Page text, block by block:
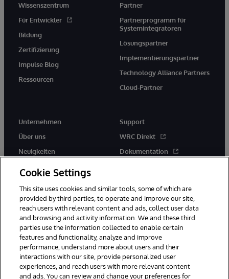
Wissenszentrum
Für Entwickler
Bildung
Zertifizierung
Impulse Blog
Ressourcen
Partner
Partnerprogramm für
Systemintegratoren
Lösungspartner
Implementierungspartner
Technology Alliance Partners
Cloud-Partner
Unternehmen
Über uns
Neuigkeiten
Support
WRC Direkt
Dokumentation
© 1996-2026 InterSystems Corporation, Boston, MA. Alle Rechte
vorbehalten.
Mitteilungen/Geschäftsbedingungen
Erklärung zum Datenschutz
Cookie Settings
This site uses cookies and similar tools, some of which are
provided by third parties, to operate and improve our site,
reach users with relevant content and ads, collect user data
and browsing and activity information. We and these third
parties use the information collected to enable certain
features and functionality, analyze and improve
performance, understand more about users and their
interactions with our site, provide personalized user
experiences, and reach users with more relevant content
and ads. You can review and change your preferences for